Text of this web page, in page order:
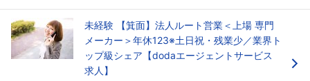
未経験 【箕面】法人ルート営業＜上場 専門
メーカー＞年休123※土日祝・残業少／業界ト
ップ級シェア【dodaエージェントサービス
求人】